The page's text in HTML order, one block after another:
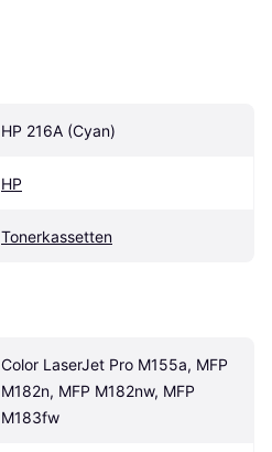
HP 216A (Cyan)
HP
Tonerkassetten
Color LaserJet Pro M155a, MFP
M182n, MFP M182nw, MFP
M183fw